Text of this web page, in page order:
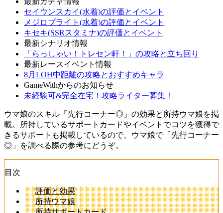
セイウンスカイ(水着)の評価とイベント
メジロブライト(水着)の評価とイベント
キセキ(SSRスタミナ)の評価とイベント
最新シナリオ情報
「らっしゃい！トレセン軒！」の攻略と立ち回り
最新レースイベント情報
8月LOH中距離の攻略とおすすめキャラ
GameWithからのお知らせ
未経験可&完全在宅！攻略ライター募集！
ウマ娘のスキル「先行コーナー◎」の効果と所持ウマ娘を掲
載。所持しているサポートカードやイベントでコツを獲得で
きるサポートも掲載しているので、ウマ娘で「先行コーナー
◎」を調べる際の参考にどうぞ。
目次
評価と効果
所持ウマ娘